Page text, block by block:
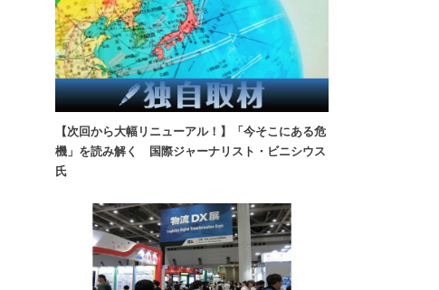
【次回から大幅リニューアル！】「今そこにある危
機」を読み解く 国際ジャーナリスト・ビニシウス
氏